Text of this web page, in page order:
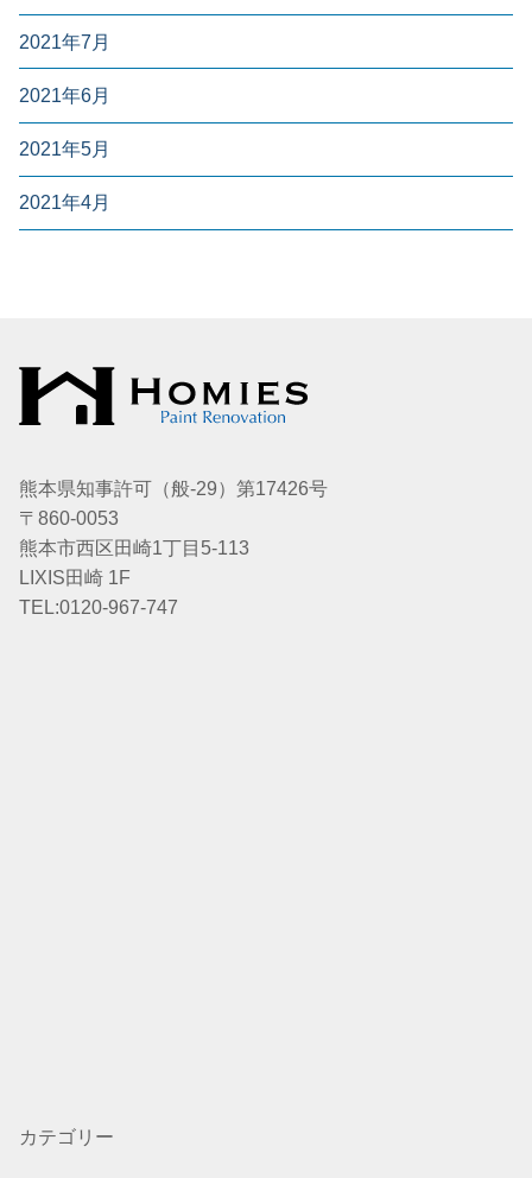
2021年7月
2021年6月
2021年5月
2021年4月
熊本県知事許可（般-29）第17426号
〒860-0053
熊本市西区田崎1丁目5-113
LIXIS田崎 1F
TEL:0120-967-747
カテゴリー